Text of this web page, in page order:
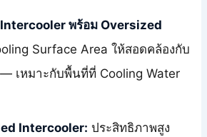
พร้อม Oversized
Surface Area ให้สอดคล้องกับ
เหมาะกับพื้นที่ที่ Cooling Water
Intercooler: ประสิทธิภาพสูง